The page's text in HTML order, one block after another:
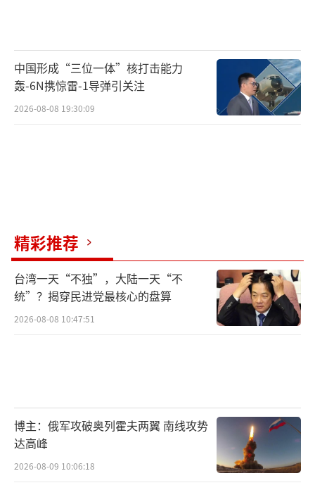
中国形成“三位一体”核打击能力
轰-6N携惊雷-1导弹引关注
2026-08-08 19:30:09
精彩推荐
台湾一天“不独”，大陆一天“不
统”？揭穿民进党最核心的盘算
2026-08-08 10:47:51
博主：俄军攻破奥列霍夫两翼 南线攻势
达高峰
2026-08-09 10:06:18